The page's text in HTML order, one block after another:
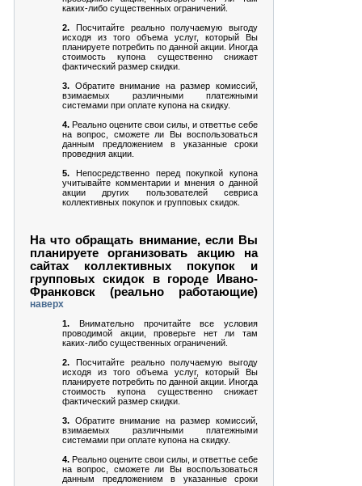
каких-либо существенных ограничений.
2. Посчитайте реально получаемую выгоду
исходя из того объема услуг, который Вы
планируете потребить по данной акции. Иногда
стоимость купона существенно снижает
фактический размер скидки.
3. Обратите внимание на размер комиссий,
взимаемых различными платежными
системами при оплате купона на скидку.
4. Реально оцените свои силы, и ответтье себе
на вопрос, сможете ли Вы воспользоваться
данным предложением в указанные сроки
проведния акции.
5. Непосредственно перед покупкой купона
учитывайте комментарии и мнения о данной
акции других пользователей севриса
коллективных покупок и групповых скидок.
На что обращать внимание, если Вы
планируете организовать акцию на
сайтах коллективных покупок и
групповых скидок в городе Ивано-
Франковск (реально работающие)
наверх
1. Внимательно прочитайте все условия
проводимой акции, проверьте нет ли там
каких-либо существенных ограничений.
2. Посчитайте реально получаемую выгоду
исходя из того объема услуг, который Вы
планируете потребить по данной акции. Иногда
стоимость купона существенно снижает
фактический размер скидки.
3. Обратите внимание на размер комиссий,
взимаемых различными платежными
системами при оплате купона на скидку.
4. Реально оцените свои силы, и ответтье себе
на вопрос, сможете ли Вы воспользоваться
данным предложением в указанные сроки